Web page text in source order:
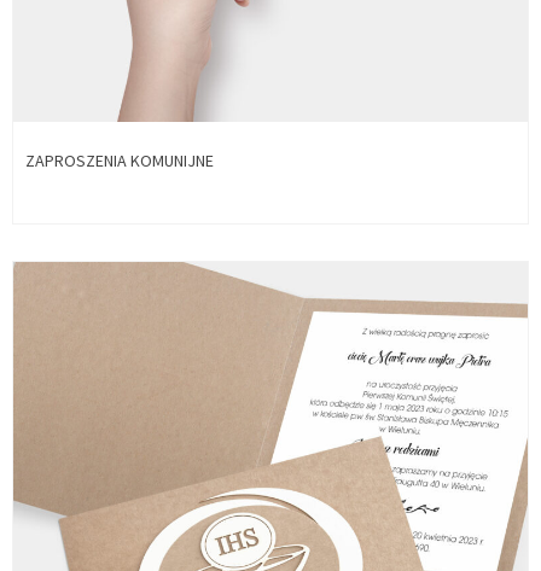
ZAPROSZENIA KOMUNIJNE